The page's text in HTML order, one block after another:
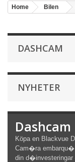
Home Bilen
DASHCAM
NYHETER
Dashcam
Köpa en Blackvue
Cam�ra
din d�investeringar